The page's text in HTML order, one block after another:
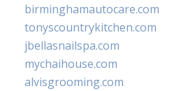
birminghamautocare.com
tonyscountrykitchen.com
jbellasnailspa.com
mychaihouse.com
alvisgrooming.com